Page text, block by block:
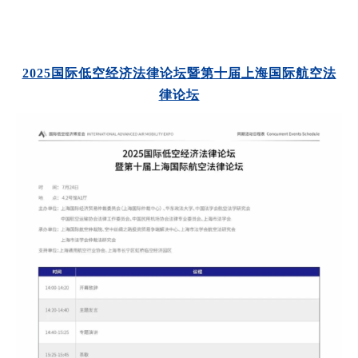
2025国际低空经济法律论坛暨第十届上海国际航空法
律论坛